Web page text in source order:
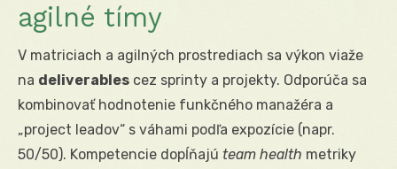
agilné tímy
V matriciach a agilných prostrediach sa výkon viaže
na deliverables cez sprinty a projekty. Odporúča sa
kombinovať hodnotenie funkčného manažéra a
„project leadov“ s váhami podľa expozície (napr.
50/50). Kompetencie dopĺňajú team health metriky